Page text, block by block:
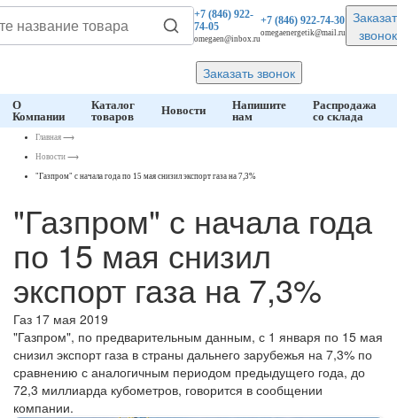
+7 (846)922-
74-05
omegaen@inbox.ru
+7 (846)922-74-30
omegaenergetik@mail.ru
звонок
Заказать звонок
О
Компании
Каталог
товаров
Новости
Напишите
нам
Распродажа
со склада
Главная ⟶
Новости ⟶
"Газпром" с начала года по 15 мая снизил экспорт газа на 7,3%
"Газпром" с начала года
по 15 мая снизил
экспорт газа на 7,3%
Газ 17 мая 2019
"Газпром", по предварительным данным, с 1 января по 15 мая
снизил экспорт газа в страны дальнего зарубежья на 7,3% по
сравнению с аналогичным периодом предыдущего года, до
72,3 миллиарда кубометров, говорится в сообщении
компании.